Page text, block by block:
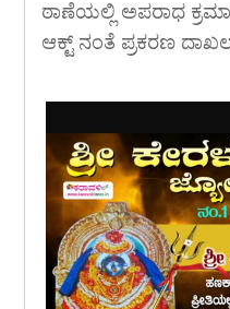
ಠಾಣೆಯಲ್ಲಿ ಅಪರಾಧ
ಆಕ್ಟ್ ನಂತೆ ಪ್ರಕರಣ